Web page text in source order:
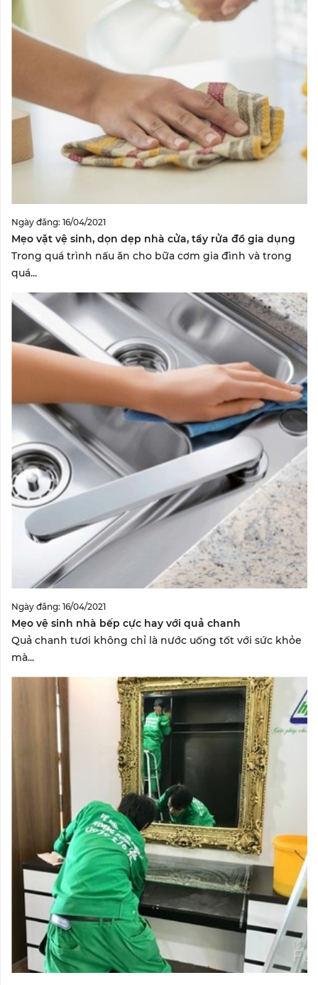
Ngày đăng: 16/04/2021
Mẹo vặt vệ sinh, dọn dẹp nhà cửa, tẩy rửa đồ gia dụng
Trong quá trình nấu ăn cho bữa cơm gia đình và trong
quá...
Ngày đăng: 16/04/2021
Mẹo vệ sinh nhà bếp cực hay với quả chanh
Quả chanh tươi không chỉ là nước uống tốt với sức khỏe
mà...